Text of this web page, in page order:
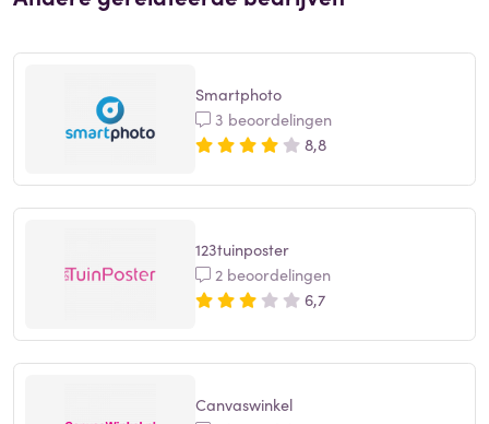
Smartphoto
3 beoordelingen
8,8
123tuinposter
2 beoordelingen
6,7
Canvaswinkel